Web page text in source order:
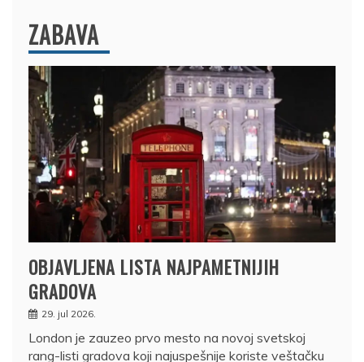
ZABAVA
OBJAVLJENA LISTA NAJPAMETNIJIH
GRADOVA
29. jul 2026.
London je zauzeo prvo mesto na novoj svetskoj
rang-listi gradova koji najuspešnije koriste veštačku